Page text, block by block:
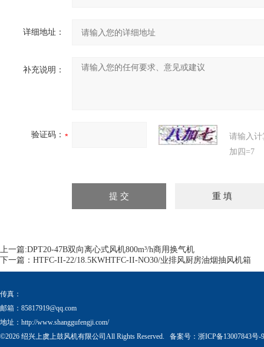
详细地址：
补充说明：
验证码：
请输入
加四=7
上一篇:DPT20-47B双向离心式风机800m³/h商用换气机
下一篇： HTFC-II-22/18.5KWHTFC-II-NO30/业排风厨房油烟抽风机箱
传真：
邮箱： 85817919@qq.com
地址：http://www.shanggufengji.com/
©2026 绍兴上虞上鼓风机有限公司All Rights Reserved. 备案号： 浙ICP备13007843号-9